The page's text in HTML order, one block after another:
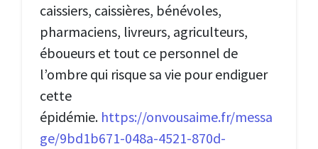
caissiers, caissières, bénévoles,
pharmaciens, livreurs, agriculteurs,
éboueurs et tout ce personnel de
l’ombre qui risque sa vie pour endiguer
cette
épidémie. https://onvousaime.fr/messa
ge/9bd1b671-048a-4521-870d-